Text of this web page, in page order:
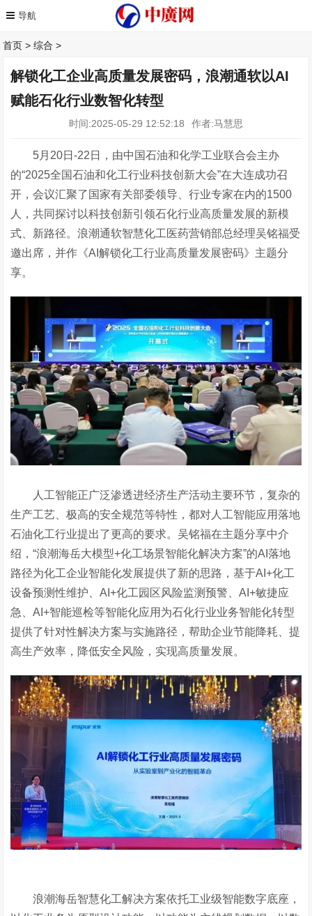
首页 >综合 >
解锁化工企业高质量发展密码，浪潮通软以AI
赋能石化行业数智化转型
时间:2025-05-29 12:52:18 作者:马慧思
5月20日-22日，由中国石油和化学工业联合会主办
的“2025全国石油和化工行业科技创新大会”在大连成功召
开，会议汇聚了国家有关部委领导、行业专家在内的1500
人，共同探讨以科技创新引领石化行业高质量发展的新模
式、新路径。浪潮通软智慧化工医药营销部总经理吴铭福受
邀出席，并作《AI解锁化工行业高质量发展密码》主题分
享。
人工智能正广泛渗透进经济生产活动主要环节，复杂的
生产工艺、极高的安全规范等特性，都对人工智能应用落地
石油化工行业提出了更高的要求。吴铭福在主题分享中介
绍，“浪潮海岳大模型+化工场景智能化解决方案”的AI落地
路径为化工企业智能化发展提供了新的思路，基于AI+化工
设备预测性维护、AI+化工园区风险监测预警、AI+敏捷应
急、AI+智能巡检等智能化应用为石化行业业务智能化转型
提供了针对性解决方案与实施路径，帮助企业节能降耗、提
高生产效率，降低安全风险，实现高质量发展。
浪潮海岳智慧化工解决方案依托工业级智能数字底座，